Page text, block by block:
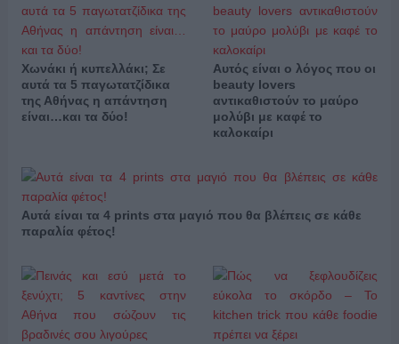
Χωνάκι ή κυπελλάκι; Σε
αυτά τα 5 παγωτατζίδικα
της Αθήνας η απάντηση
είναι…και τα δύο!
Αυτός είναι ο λόγος που οι
beauty lovers
αντικαθιστούν το μαύρο
μολύβι με καφέ το
καλοκαίρι
Αυτά είναι τα 4 prints στα μαγιό που θα βλέπεις σε κάθε
παραλία φέτος!